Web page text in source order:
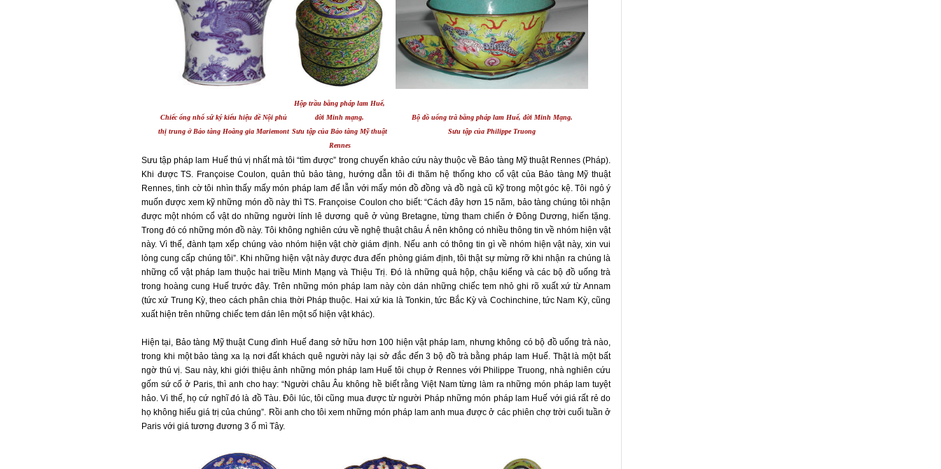
Chiếc ống nhổ sứ ký kiểu hiệu đề Nội phủ
thị trung ở Bảo tàng Hoàng gia Mariemont
Hộp trầu bằng pháp lam Huế,
đời Minh mạng.
Sưu tập của Bảo tàng Mỹ thuật
Rennes
Bộ đồ uống trà bằng pháp lam Huế, đời Minh Mạng.
Sưu tập của Philippe Truong
Sưu tập pháp lam Huế thú vị nhất mà tôi “tìm được” trong chuyến khảo cứu này thuộc về Bảo tàng Mỹ thuật Rennes (Pháp).
Khi được TS. Françoise Coulon, quản thủ bảo tàng, hướng dẫn tôi đi thăm hệ thống kho cổ vật của Bảo tàng Mỹ thuật
Rennes, tình cờ tôi nhìn thấy mấy món pháp lam để lẫn với mấy món đồ đồng và đồ ngà cũ kỹ trong một góc kệ. Tôi ngỏ ý
muốn được xem kỹ những món đồ này thì TS. Françoise Coulon cho biết: “Cách đây hơn 15 năm, bảo tàng chúng tôi nhận
được một nhóm cổ vật do những người lính lê dương quê ở vùng Bretagne, từng tham chiến ở Đông Dương, hiến tặng.
Trong đó có những món đồ này. Tôi không nghiên cứu về nghệ thuật châu Á nên không có nhiều thông tin về nhóm hiện vật
này. Vì thế, đành tạm xếp chúng vào nhóm hiện vật chờ giám định. Nếu anh có thông tin gì về nhóm hiện vật này, xin vui
lòng cung cấp chúng tôi”. Khi những hiện vật này được đưa đến phòng giám định, tôi thật sự mừng rỡ khi nhận ra chúng là
những cổ vật pháp lam thuộc hai triều Minh Mạng và Thiệu Trị. Đó là những quả hộp, chậu kiểng và các bộ đồ uống trà
trong hoàng cung Huế trước đây. Trên những món pháp lam này còn dán những chiếc tem nhỏ ghi rõ xuất xứ từ Annam
(tức xứ Trung Kỳ, theo cách phân chia thời Pháp thuộc. Hai xứ kia là Tonkin, tức Bắc Kỳ và Cochinchine, tức Nam Kỳ, cũng
xuất hiện trên những chiếc tem dán lên một số hiện vật khác).
Hiện tại, Bảo tàng Mỹ thuật Cung đình Huế đang sở hữu hơn 100 hiện vật pháp lam, nhưng không có bộ đồ uống trà nào,
trong khi một bảo tàng xa lạ nơi đất khách quê người này lại sở đắc đến 3 bộ đồ trà bằng pháp lam Huế. Thật là một bất
ngờ thú vị. Sau này, khi giới thiệu ảnh những món pháp lam Huế tôi chụp ở Rennes với Philippe Truong, nhà nghiên cứu
gốm sứ cổ ở Paris, thì anh cho hay: “Người châu Âu không hề biết rằng Việt Nam từng làm ra những món pháp lam tuyệt
hảo. Vì thế, họ cứ nghĩ đó là đồ Tàu. Đôi lúc, tôi cũng mua được từ người Pháp những món pháp lam Huế với giá rất rẻ do
họ không hiểu giá trị của chúng”. Rồi anh cho tôi xem những món pháp lam anh mua được ở các phiên chợ trời cuối tuần ở
Paris với giá tương đương 3 ổ mì Tây.